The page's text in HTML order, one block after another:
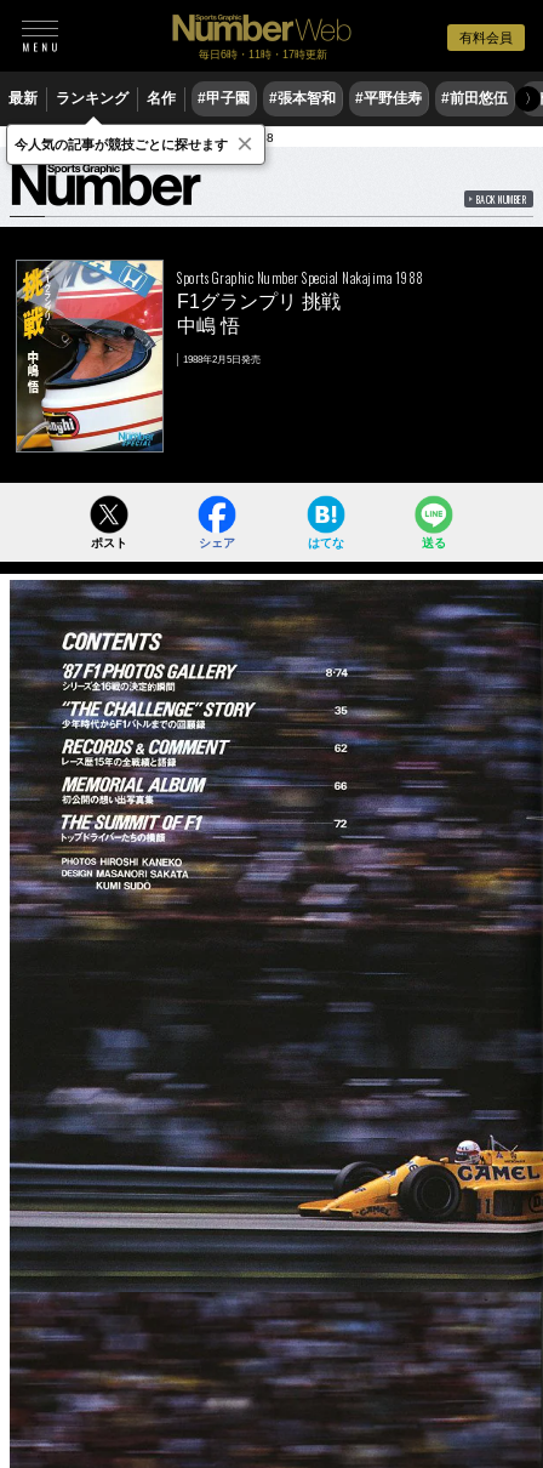
有料会員
毎日6時・11時・17時更新
最新 ランキング 名作 #甲子園 #張本智和 #平野佳寿 #前田悠伍 #
〉
雑誌 Number Special Nakajima 1988
BACK NUMBER
Sports Graphic Number Special Nakajima 1988
F1グランプリ 挑戦
中嶋 悟
1988年2月5日発売
ポスト シェア はてな 送る
今人気の記事が競技ごとに探せます ×